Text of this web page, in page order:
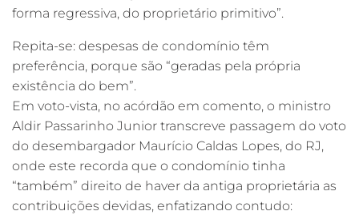
forma regressiva, do proprietário primitivo”.
Repita-se: despesas de condomínio têm
preferência, porque são “geradas pela própria
existência do bem”.
Em voto-vista, no acórdão em comento, o ministro
Aldir Passarinho Junior transcreve passagem do voto
do desembargador Maurício Caldas Lopes, do RJ,
onde este recorda que o condomínio tinha
“também” direito de haver da antiga proprietária as
contribuições devidas, enfatizando contudo: